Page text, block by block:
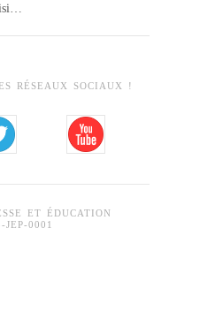
RÉSEAUX SOCIAUX !
ET ÉDUCATION
0001